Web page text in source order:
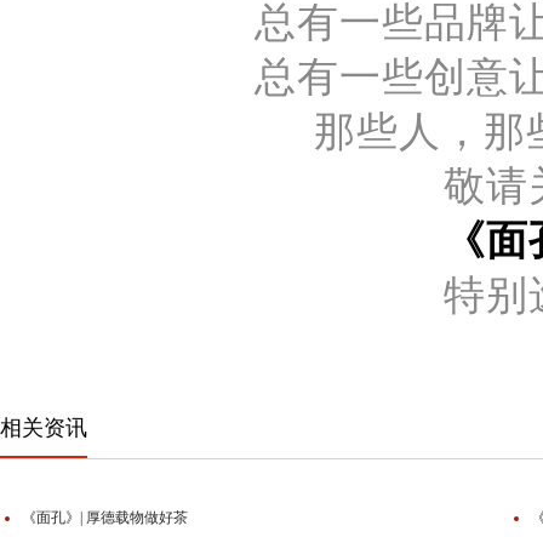
总有一些品牌
总有一些创意
那些人，
敬请
《
特别
相关资讯
《面孔》| 厚德载物做好茶